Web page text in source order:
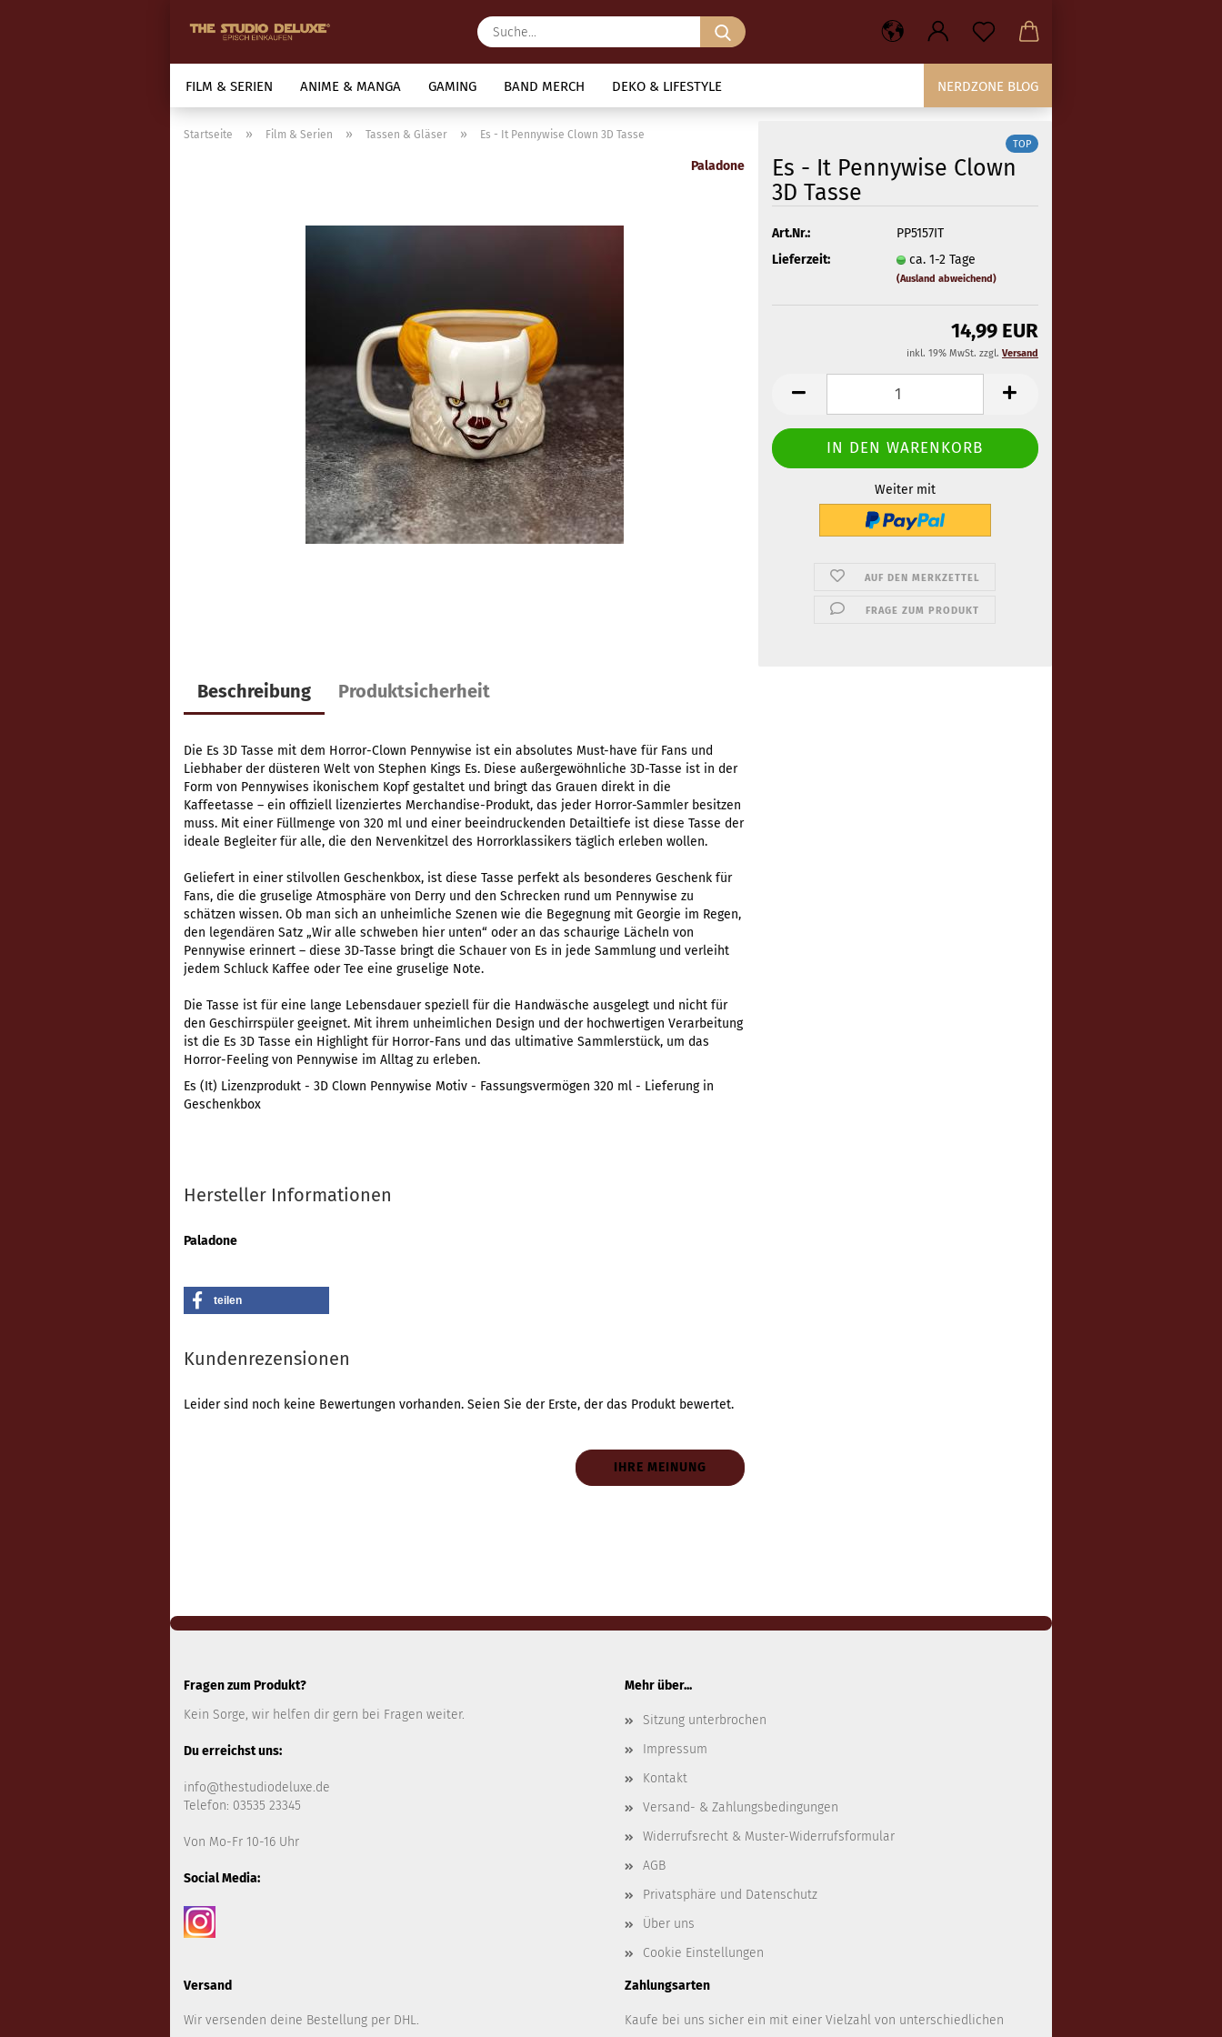
Suche...
FILM & SERIEN ANIME & MANGA GAMING BAND MERCH DEKO & LIFESTYLE NERDZONE BLOG
Startseite » Film & Serien » Tassen & Gläser » Es - It Pennywise Clown 3D Tasse
Paladone
TOP
Es - It Pennywise Clown
3D Tasse
Art.Nr.:
PP5157IT
Lieferzeit:
ca. 1-2 Tage
(Ausland abweichend)
14,99 EUR
inkl. 19% MwSt. zzgl. Versand
Weiter mit
AUF DEN MERKZETTEL
FRAGE ZUM PRODUKT
Beschreibung Produktsicherheit
Die Es 3D Tasse mit dem Horror-Clown Pennywise ist ein absolutes Must-have für Fans und
Liebhaber der düsteren Welt von Stephen Kings Es. Diese außergewöhnliche 3D-Tasse ist in der
Form von Pennywises ikonischem Kopf gestaltet und bringt das Grauen direkt in die
Kaffeetasse – ein offiziell lizenziertes Merchandise-Produkt, das jeder Horror-Sammler besitzen
muss. Mit einer Füllmenge von 320 ml und einer beeindruckenden Detailtiefe ist diese Tasse der
ideale Begleiter für alle, die den Nervenkitzel des Horrorklassikers täglich erleben wollen.
Geliefert in einer stilvollen Geschenkbox, ist diese Tasse perfekt als besonderes Geschenk für
Fans, die die gruselige Atmosphäre von Derry und den Schrecken rund um Pennywise zu
schätzen wissen. Ob man sich an unheimliche Szenen wie die Begegnung mit Georgie im Regen,
den legendären Satz „Wir alle schweben hier unten“ oder an das schaurige Lächeln von
Pennywise erinnert – diese 3D-Tasse bringt die Schauer von Es in jede Sammlung und verleiht
jedem Schluck Kaffee oder Tee eine gruselige Note.
Die Tasse ist für eine lange Lebensdauer speziell für die Handwäsche ausgelegt und nicht für
den Geschirrspüler geeignet. Mit ihrem unheimlichen Design und der hochwertigen Verarbeitung
ist die Es 3D Tasse ein Highlight für Horror-Fans und das ultimative Sammlerstück, um das
Horror-Feeling von Pennywise im Alltag zu erleben.
Es (It) Lizenzprodukt - 3D Clown Pennywise Motiv - Fassungsvermögen 320 ml - Lieferung in
Geschenkbox
Hersteller Informationen
Paladone
teilen
Kundenrezensionen
Leider sind noch keine Bewertungen vorhanden. Seien Sie der Erste, der das Produkt bewertet.
IHRE MEINUNG
Fragen zum Produkt?
Kein Sorge, wir helfen dir gern bei Fragen weiter.
Du erreichst uns:
info@thestudiodeluxe.de
Telefon: 03535 23345
Von Mo-Fr 10-16 Uhr
Social Media:
Mehr über...
Sitzung unterbrochen
Impressum
Kontakt
Versand- & Zahlungsbedingungen
Widerrufsrecht & Muster-Widerrufsformular
AGB
Privatsphäre und Datenschutz
Über uns
Cookie Einstellungen
Versand
Wir versenden deine Bestellung per DHL.
Zahlungsarten
Kaufe bei uns sicher ein mit einer Vielzahl von unterschiedlichen